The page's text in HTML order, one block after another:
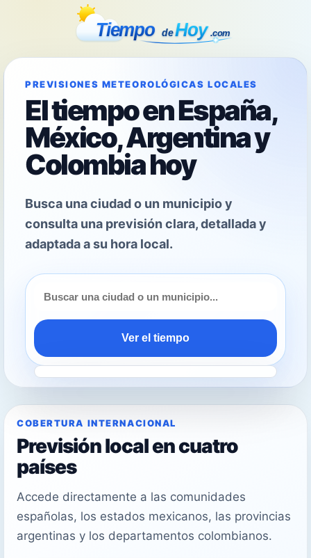
PREVISIONES METEOROLÓGICAS LOCALES
El tiempo en España,
México, Argentina y
Colombia hoy
Busca una ciudad o un municipio y
consulta una previsión clara, detallada y
adaptada a su hora local.
Ver el tiempo
COBERTURA INTERNACIONAL
Previsión local en cuatro
países
Accede directamente a las comunidades
españolas, los estados mexicanos, las provincias
argentinas y los departamentos colombianos.